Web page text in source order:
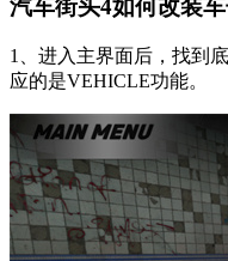
汽车街头4如何改装
1、进入主界面后，找到
应的是VEHICLE功能。